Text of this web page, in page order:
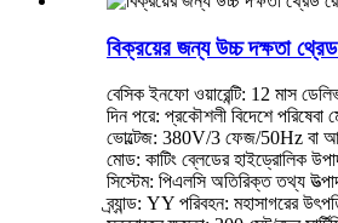
বিক্রয়ের জন্য উচ্চ দক্ষতা
বেসিক ইনফো ওয়ারেন্টি: 12 মাস
দিন পরে: প্রকৌশলী বিদেশে
ভোল্টেজ: 380V/3 ফেজ/50Hz বা
মোড: কাটিং ব্লেডের হাইড্রোলিক
সিস্টেম: পিএলসি অতিরিক্ত তথ্য
ব্র্যান্ড: YY পরিবহন: মহাসাগরের